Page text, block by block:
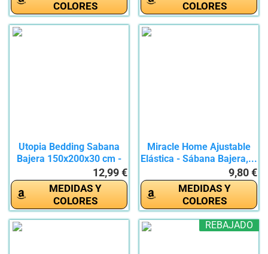
COLORES
COLORES
Utopia Bedding Sabana
Bajera 150x200x30 cm -
12,99 €
MEDIDAS Y
COLORES
Miracle Home Ajustable
Elástica - Sábana Bajera,...
9,80 €
MEDIDAS Y
COLORES
REBAJADO